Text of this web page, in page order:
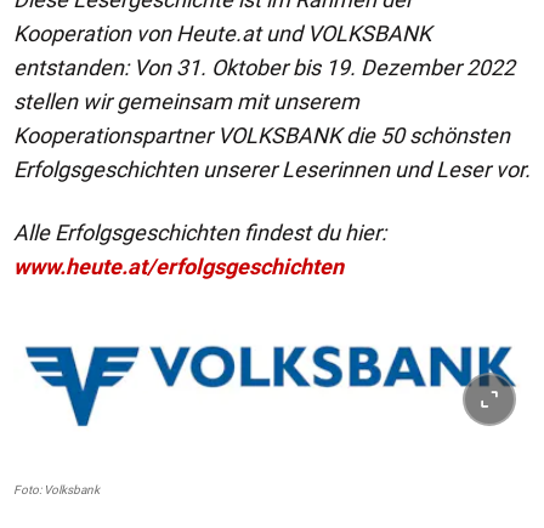
Kooperation von Heute.at und VOLKSBANK
entstanden: Von 31. Oktober bis 19. Dezember 2022
stellen wir gemeinsam mit unserem
Kooperationspartner VOLKSBANK die 50 schönsten
Erfolgsgeschichten unserer Leserinnen und Leser vor.
Alle Erfolgsgeschichten findest du hier:
www.heute.at/erfolgsgeschichten
Foto: Volksbank